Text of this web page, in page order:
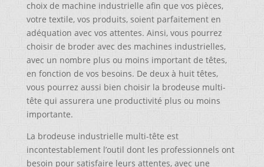
choix de machine industrielle afin que vos pièces,
votre textile, vos produits, soient parfaitement en
adéquation avec vos attentes. Ainsi, vous pourrez
choisir de broder avec des machines industrielles,
avec un nombre plus ou moins important de têtes,
en fonction de vos besoins. De deux à huit têtes,
vous pourrez aussi bien choisir la brodeuse multi-
tête qui assurera une productivité plus ou moins
importante.
La brodeuse industrielle multi-tête est
incontestablement l’outil dont les professionnels ont
besoin pour satisfaire leurs attentes, avec une